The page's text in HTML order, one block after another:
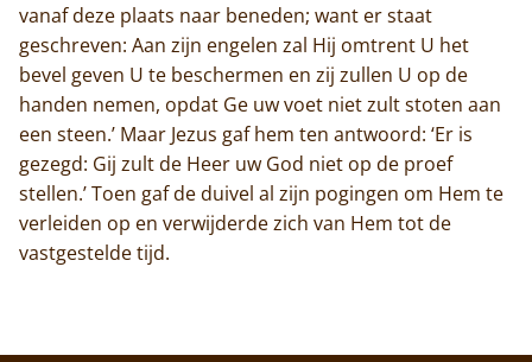
vanaf deze plaats naar beneden; want er staat
geschreven: Aan zijn engelen zal Hij omtrent U het
bevel geven U te beschermen en zij zullen U op de
handen nemen, opdat Ge uw voet niet zult stoten aan
een steen.’ Maar Jezus gaf hem ten antwoord: ‘Er is
gezegd: Gij zult de Heer uw God niet op de proef
stellen.’ Toen gaf de duivel al zijn pogingen om Hem te
verleiden op en verwijderde zich van Hem tot de
vastgestelde tijd.